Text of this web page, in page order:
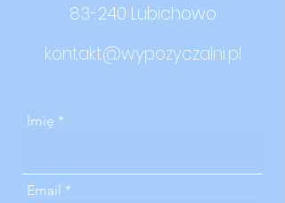
83-240 Lubichowo
kontakt@wypozyczalni.pl
Imię
Email